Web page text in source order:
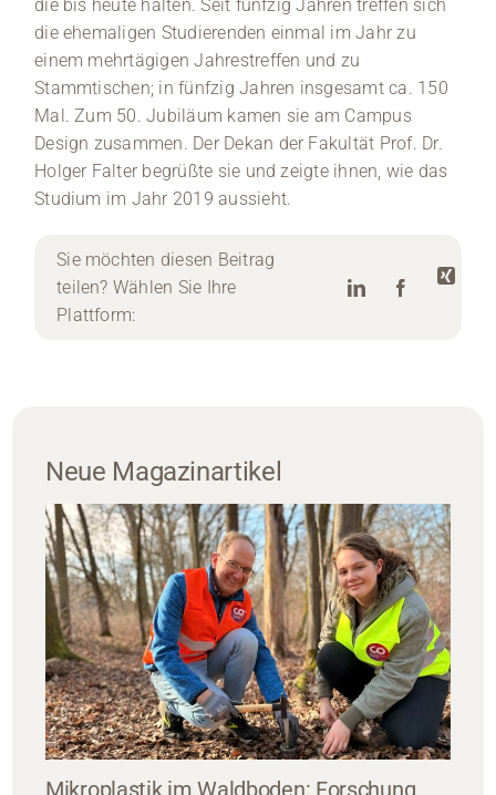
die bis heute halten. Seit fünfzig Jahren treffen sich
die ehemaligen Studierenden einmal im Jahr zu
einem mehrtägigen Jahrestreffen und zu
Stammtischen; in fünfzig Jahren insgesamt ca. 150
Mal. Zum 50. Jubiläum kamen sie am Campus
Design zusammen. Der Dekan der Fakultät Prof. Dr.
Holger Falter begrüßte sie und zeigte ihnen, wie das
Studium im Jahr 2019 aussieht.
Sie möchten diesen Beitrag
teilen? Wählen Sie Ihre
Plattform:
Neue Magazinartikel
Mikroplastik im Waldboden: Forschung